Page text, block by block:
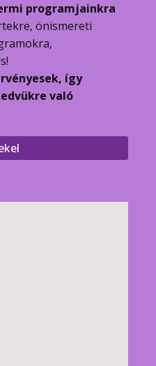
programjainkra
önismereti
így
való